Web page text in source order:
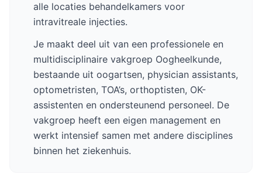
alle locaties behandelkamers voor
intravitreale injecties.
Je maakt deel uit van een professionele en
multidisciplinaire vakgroep Oogheelkunde,
bestaande uit oogartsen, physician assistants,
optometristen, TOA’s, orthoptisten, OK-
assistenten en ondersteunend personeel. De
vakgroep heeft een eigen management en
werkt intensief samen met andere disciplines
binnen het ziekenhuis.